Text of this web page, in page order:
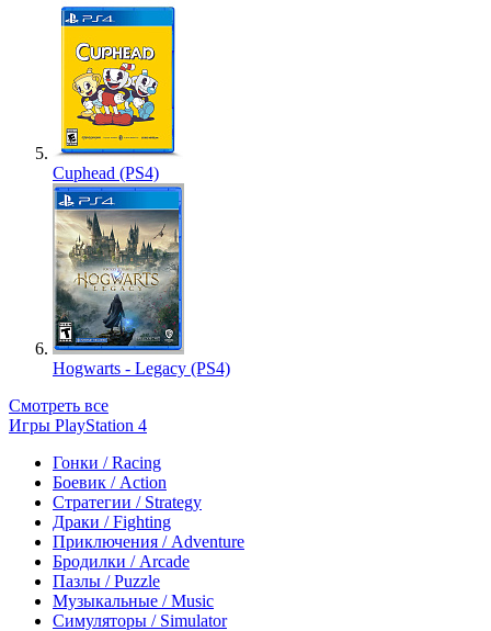
Cuphead (PS4)
Hogwarts - Legacy (PS4)
Смотреть все
Игры PlayStation 4
Гонки / Racing
Боевик / Action
Стратегии / Strategy
Драки / Fighting
Приключения / Adventure
Бродилки / Arcade
Пазлы / Puzzle
Музыкальные / Music
Симуляторы / Simulator